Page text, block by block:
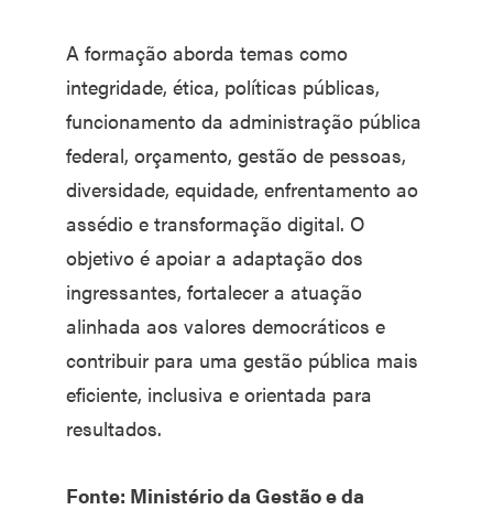
A formação aborda temas como
integridade, ética, políticas públicas,
funcionamento da administração pública
federal, orçamento, gestão de pessoas,
diversidade, equidade, enfrentamento ao
assédio e transformação digital. O
objetivo é apoiar a adaptação dos
ingressantes, fortalecer a atuação
alinhada aos valores democráticos e
contribuir para uma gestão pública mais
eficiente, inclusiva e orientada para
resultados.
Fonte: Ministério da Gestão e da